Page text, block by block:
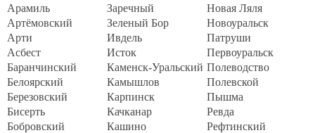
Арамиль
Заречный
Новая Ляля
Артёмовский
Зеленый Бор
Новоуральск
Арти
Ивдель
Патруши
Асбест
Исток
Первоуральск
Баранчинский
Каменск-Уральский Полеводство
Белоярский
Камышлов
Полевской
Березовский
Карпинск
Пышма
Бисерть
Качканар
Ревда
Бобровский
Кашино
Рефтинский